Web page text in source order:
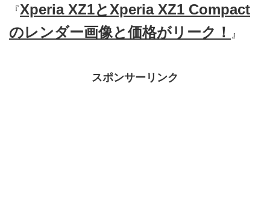
『Xperia XZ1とXperia XZ1 Compact
のレンダー画像と価格がリーク！
』
スポンサーリンク